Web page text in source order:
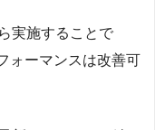
実施することで
ォーマンスは改善可